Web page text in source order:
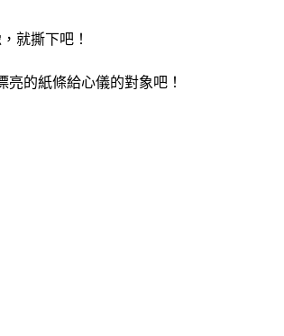
就撕下吧！
的紙條給心儀的對象吧！